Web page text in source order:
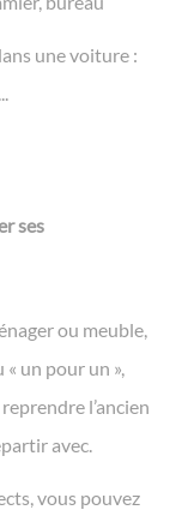
une voiture :
ses
ou meuble,
un pour un »,
l’ancien
avec.
vous pouvez